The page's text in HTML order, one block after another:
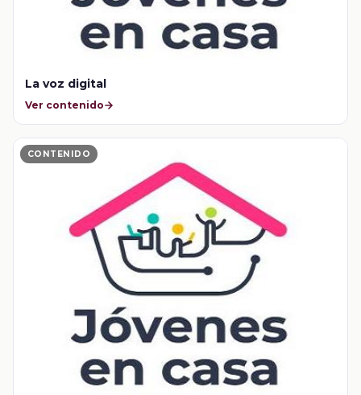
La voz digital
Ver contenido
CONTENIDO